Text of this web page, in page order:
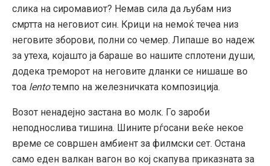
слика на сиромавиот? Немав сила да љубам низ
смртта на неговиот син. Крици на немоќ течеа низ
неговите зборови, полни со чемер. Липаше во надеж
за утеха, којашто ја бараше во нашите сплотени души,
додека треморот на неговите дланки се нишаше во
тоа lentoтемпо на железничката композиција.
Возот ненадејно застана во молк. Го зароби
неподнослива тишина. Шините рѓосани веќе некое
време се совршен амбиент за филмски сет. Остана
само еден валкан вагон во кој скапува приказната за